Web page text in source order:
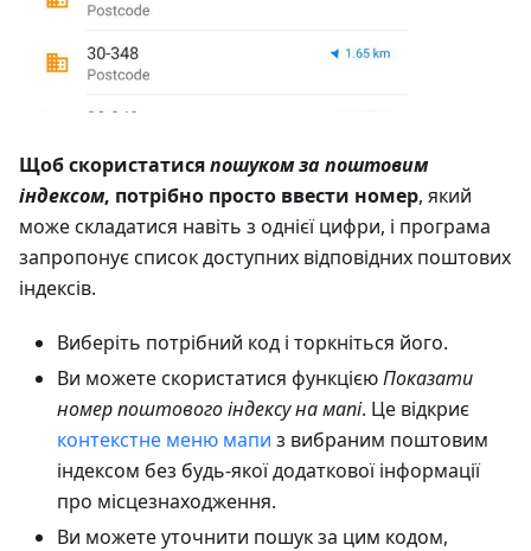
Щоб скористатисяпошуком за поштовим
індексом, потрібно просто ввести номер, який
може складатися навіть з однієї цифри, і програма
запропонує список доступних відповідних поштових
індексів.
Виберіть потрібний код і торкніться його.
Ви можете скористатися функцієюПоказати
номер поштового індексуна мапі. Це відкриє
контекстне меню мапи з вибраним поштовим
індексом без будь-якої додаткової інформації
про місцезнаходження.
Ви можете уточнити пошук за цим кодом,